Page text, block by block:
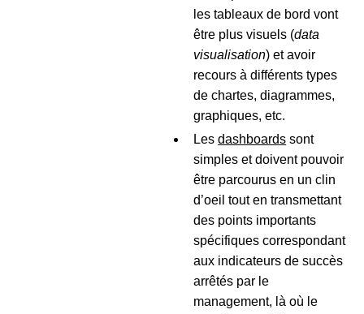
les tableaux de bord vont
être plus visuels (data
visualisation) et avoir
recours à différents types
de chartes, diagrammes,
graphiques, etc.
Lesdashboards sont
simples et doivent pouvoir
être parcourus en un clin
d’oeil tout en transmettant
des points importants
spécifiques correspondant
aux indicateurs de succès
arrêtés par le
management, là où le